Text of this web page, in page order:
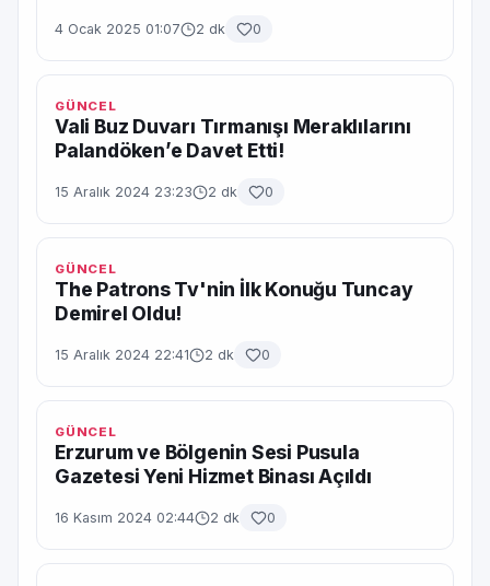
4 Ocak 2025 01:07 2 dk 0
GÜNCEL
Vali Buz Duvarı Tırmanışı Meraklılarını
Palandöken’e Davet Etti!
15 Aralık 2024 23:23 2 dk 0
GÜNCEL
The Patrons Tv'nin İlk Konuğu Tuncay
Demirel Oldu!
15 Aralık 2024 22:41 2 dk 0
GÜNCEL
Erzurum ve Bölgenin Sesi Pusula
Gazetesi Yeni Hizmet Binası Açıldı
16 Kasım 2024 02:44 2 dk 0